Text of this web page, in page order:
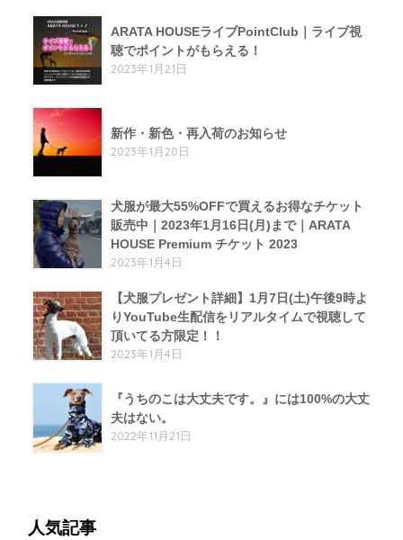
ARATA HOUSEライブPointClub｜ライブ視
聴でポイントがもらえる！
2023年1月21日
新作・新色・再入荷のお知らせ
2023年1月20日
犬服が最大55%OFFで買えるお得なチケット
販売中｜2023年1月16日(月)まで｜ARATA
HOUSE Premium チケット 2023
2023年1月4日
【犬服プレゼント詳細】1月7日(土)午後9時よ
りYouTube生配信をリアルタイムで視聴して
頂いてる方限定！！
2023年1月4日
『うちのこは大丈夫です。』には100%の大丈
夫はない。
2022年11月21日
人気記事